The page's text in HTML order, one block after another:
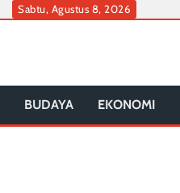
SkipSabtu, Agustus 8, 2026
BUDAYA EKONOMI